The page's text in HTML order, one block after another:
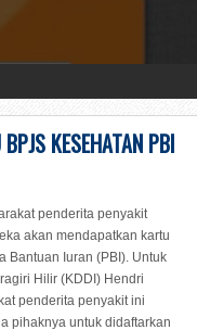
KESEHATAN PBI
penderita penyakit
akan mendapatkan kartu
Bantuan Iuran (PBI). Untuk
Hilir (KDDI) Hendri
penderita penyakit ini
pihaknya untuk didaftarkan